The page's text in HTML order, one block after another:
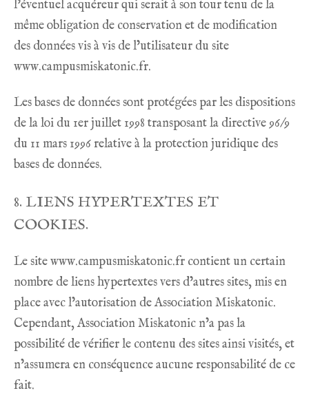
l’éventuel acquéreur qui serait à son tour tenu de la
même obligation de conservation et de modification
des données vis à vis de l’utilisateur du site
www.campusmiskatonic.fr.
Les bases de données sont protégées par les dispositions
de la loi du 1er juillet 1998 transposant la directive 96/9
du 11 mars 1996 relative à la protection juridique des
bases de données.
8. LIENS HYPERTEXTES ET
COOKIES.
Le sitewww.campusmiskatonic.fr contient un certain
nombre de liens hypertextes vers d’autres sites, mis en
place avec l’autorisation de Association Miskatonic.
Cependant, Association Miskatonic n’a pas la
possibilité de vérifier le contenu des sites ainsi visités, et
n’assumera en conséquence aucune responsabilité de ce
fait.